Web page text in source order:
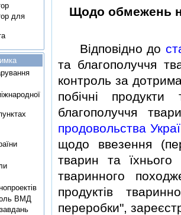
Щодо обмежень
Вiдповiдно до
та благополуччя
контроль за
побiчнi продукти
благополуччя
продовольства
щодо ввезення
тварин та їхнього
тваринного
продуктiв
переробки",
для
ВМД